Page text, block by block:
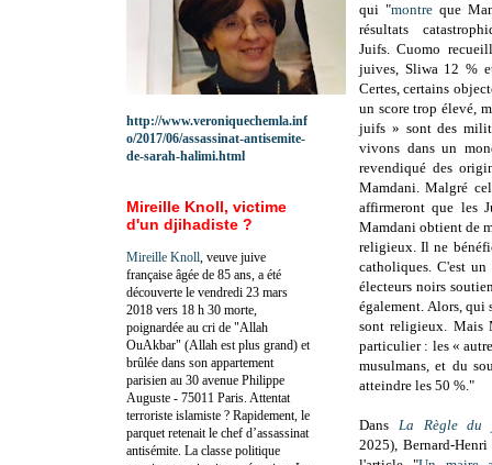
qui "montre que
résultats
Juifs.Cuomo
juives, Sliwa 12 %
Certes, certains
un score trop élevé,
juifs » sont des
vivons dans un
revendiqué des
Mamdani. Malgré
affirmeront que les
Mamdani obtient de
religieux.Il ne
catholiques. C'est
électeurs noirs
également.Alors, qui
sont religieux. Mais
particulier : les «
musulmans, et du
atteindre les 50 %."
Dans La Règle du
2025), Bernard-
http://www.veroniquechemla.inf
o/2017/06/assassinat-antisemite-
de-sarah-halimi.html
Mireille Knoll, victime
d'un djihadiste ?
Mireille Knoll , veuve juive
française âgée de 85 ans, a été
découverte le vendredi 23 mars
2018 vers 18 h 30 morte,
poignardée au cri de "Allah
OuAkbar" (Allah est plus grand) et
brûlée dans son appartement
parisien au 30 avenue Philippe
Auguste - 75011 Paris. Attentat
terroriste islamiste ? Rapidement, le
parquet retenait le chef d’assassinat
antisémite. La classe politique